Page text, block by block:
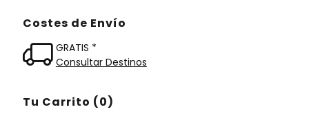
Costes de Envío
GRATIS *
Consultar Destinos
Tu Carrito (0)